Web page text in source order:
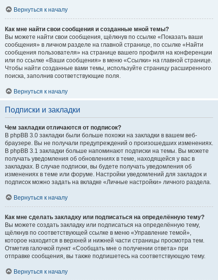
Вернуться к началу
Как мне найти свои сообщения и созданные мной темы?
Вы можете найти свои сообщения, щёлкнув по ссылке «Показать ваши
сообщения» в личном разделе на главной странице, по ссылке «Найти
сообщения пользователя» на странице вашего профиля на конференции
или по ссылке «Ваши сообщения» в меню «Ссылки» на главной странице.
Чтобы найти созданные вами темы, используйте страницу расширенного
поиска, заполнив соответствующие поля.
Вернуться к началу
Подписки и закладки
Чем закладки отличаются от подписок?
В phpBB 3.0 закладки были больше похожи на закладки в вашем веб-
браузере. Вы не получали предупреждений о произошедших изменениях.
В phpBB 3.1 закладки больше напоминают подписки на темы. Вы можете
получать уведомления об обновлениях в теме, находящейся у вас в
закладках. В случае подписки, вы будете получать уведомления об
изменениях в теме или форуме. Настройки уведомлений для закладок и
подписок можно задать на вкладке «Личные настройки» личного раздела.
Вернуться к началу
Как мне сделать закладку или подписаться на определённую тему?
Вы можете создать закладку или подписаться на определённую тему,
щёлкнув по соответствующей ссылке в меню «Управление темой»,
которое находится в верхней и нижней части страницы просмотра тем.
Отметив галочкой пункт «Сообщать мне о получении ответа» при
отправке сообщения, вы также подпишетесь на соответствующую тему.
Вернуться к началу